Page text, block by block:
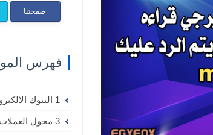
صفحتنا
فهرس
1 البنوك الالكترونية
3 محول العملات